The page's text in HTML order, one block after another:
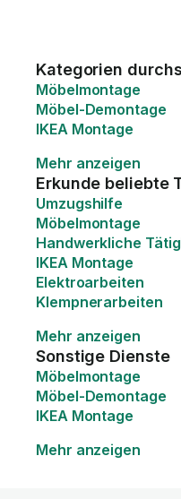
Kategorien
Möbelmontage
Möbel-Demontage
IKEA Montage
Mehr anzeigen
Erkunde beliebte
Umzugshilfe
Möbelmontage
Handwerkliche
IKEA Montage
Elektroarbeiten
Klempnerarbeiten
Mehr anzeigen
Sonstige Dienste
Möbelmontage
Möbel-Demontage
IKEA Montage
Mehr anzeigen